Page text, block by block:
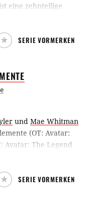
eine zehnteilige
Stephen
Serie schildert die
aus Sicht
der 101. US-
Streitkräfte.
SERIE VORMERKEN
und Mae Whitman
(OT: Avatar:
Avatar: The Legend
2005 und 2008
kehrt der
die Welt zurück. Es
SERIE VORMERKEN